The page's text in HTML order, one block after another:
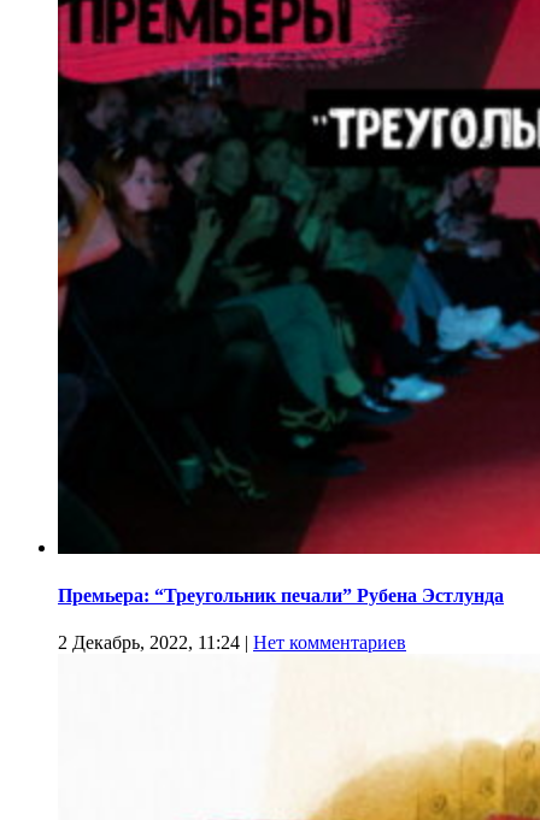
Премьера: “Треугольник печали” Рубена Эстлунда
2 Декабрь, 2022, 11:24 | Нет комментариев